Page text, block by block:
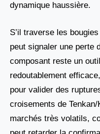
dynamique haussière.
S’il traverse les
peut signaler une perte
composant reste un
redoutablement
pour valider des
croisements de
marchés très volatils,